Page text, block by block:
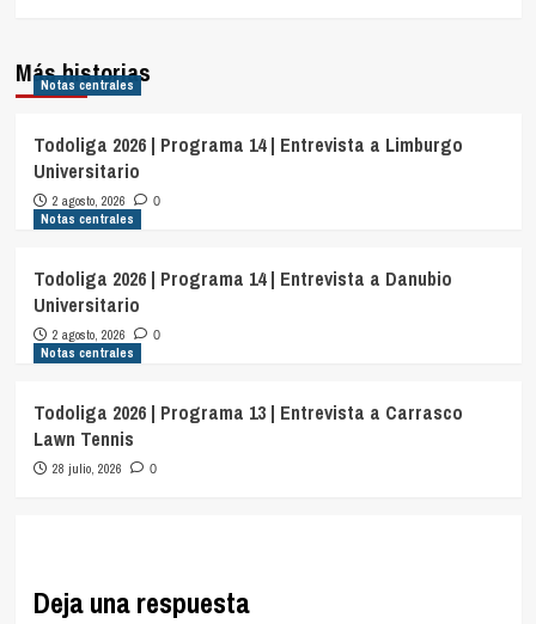
Más historias
Notas centrales
Todoliga 2026 | Programa 14 | Entrevista a Limburgo
Universitario
2 agosto, 2026 0
Notas centrales
Todoliga 2026 | Programa 14 | Entrevista a Danubio
Universitario
2 agosto, 2026 0
Notas centrales
Todoliga 2026 | Programa 13 | Entrevista a Carrasco
Lawn Tennis
28 julio, 2026 0
Deja una respuesta